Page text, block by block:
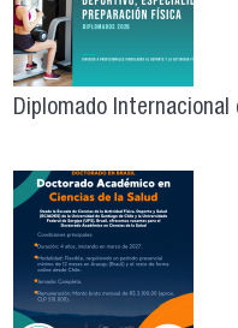
Diplomado